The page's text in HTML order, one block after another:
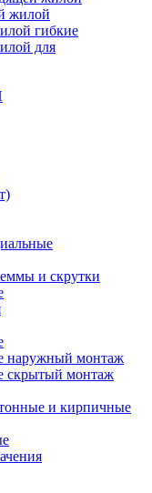
жилой
гибкие
для
и скрутки
наружный монтаж
скрытый монтаж
и кирпичные